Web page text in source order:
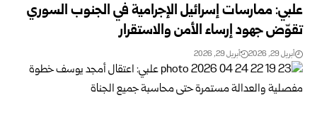
علبي: ممارسات إسرائيل الإجرامية في الجنوب السوري
تقوّض جهود إرساء الأمن والاستقرار
أبريل 29, 2026 أبريل 29, 2026